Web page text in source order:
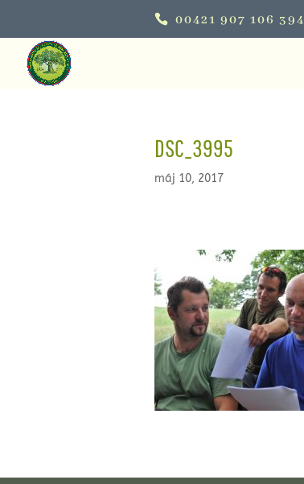
00421 907 106 394
DSC_3995
máj 10, 2017